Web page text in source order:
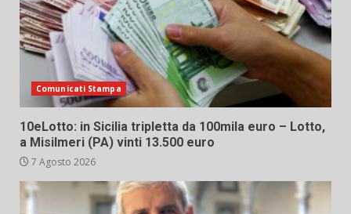
Comunicati Stampa
10eLotto: in Sicilia tripletta da 100mila euro – Lotto,
a Misilmeri (PA) vinti 13.500 euro
7 Agosto 2026